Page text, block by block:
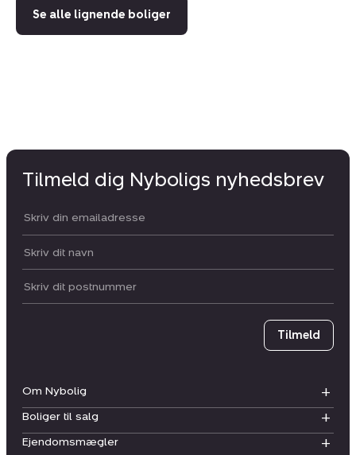
Se alle lignende boliger
Om Nybolig
Boliger til salg
Ejendomsmægler
Tilmeld dig Nyboligs nyhedsbrev
Din email:
Dit navn:
Postnummer
Tilmeld